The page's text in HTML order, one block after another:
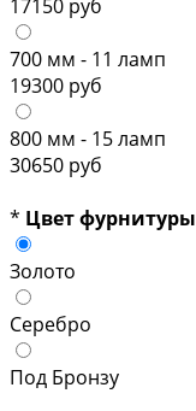
17150 руб
700 мм - 11 ламп
19300 руб
800 мм - 15 ламп
30650 руб
* Цвет фурнитуры
Золото
Серебро
Под Бронзу